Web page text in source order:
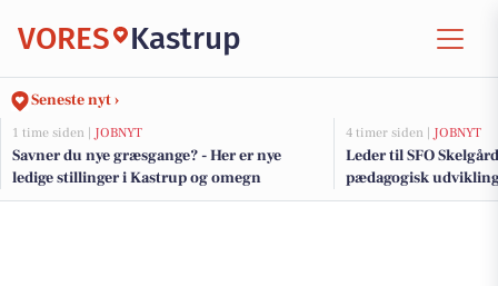
VORES Kastrup
Seneste nyt ›
1 time siden | JOBNYT
Savner du nye græsgange? - Her er nye
ledige stillinger i Kastrup og omegn
4 timer siden | JOBNYT
Leder til SFO
pædagogisk